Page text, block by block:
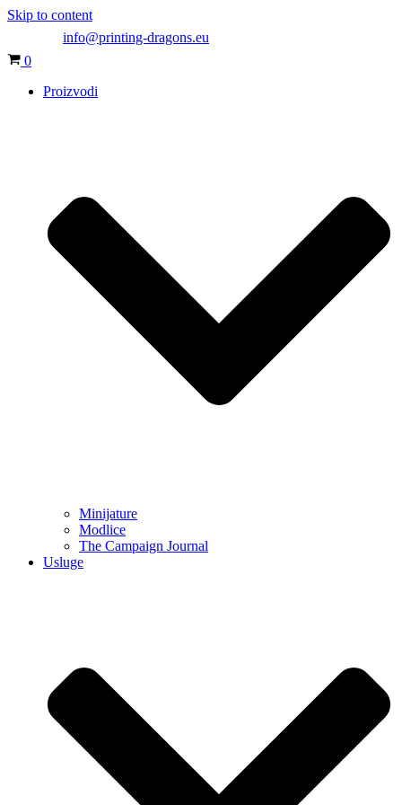
Skip to content
info@printing-dragons.eu
Cart
0
Proizvodi
Minijature
Modlice
The Campaign Journal
Usluge